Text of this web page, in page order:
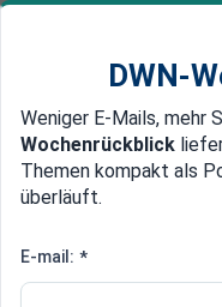
Newsticker MEIN
Edelmetalle
In der Schuldenunion
Francois
DWN-
Weniger E-Mails, mehr
Wochenrückblick
Themen kompakt als
überläuft.
E-mail: *